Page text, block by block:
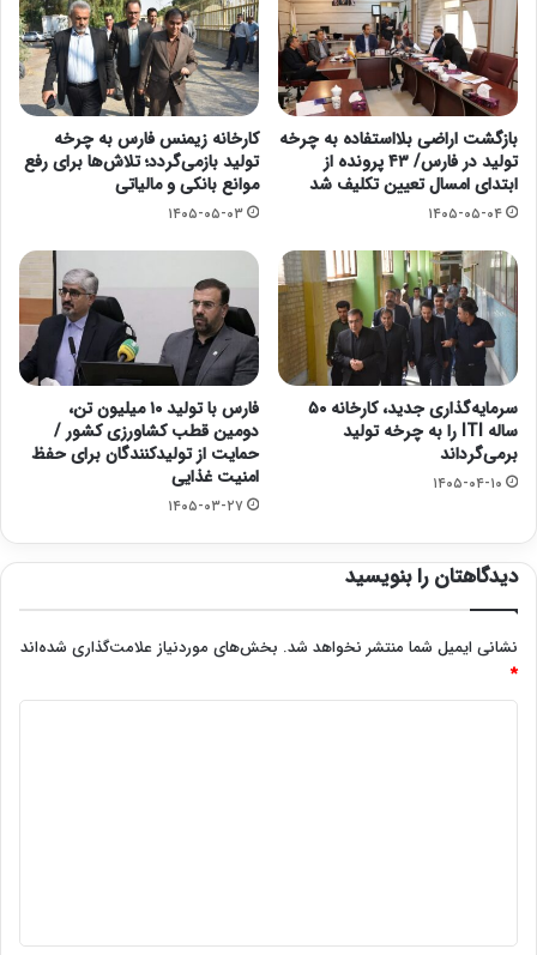
بازگشت اراضی بلااستفاده به چرخه
تولید در فارس/ ۴۳ پرونده از
ابتدای امسال تعیین تکلیف شد
۱۴۰۵-۰۵-۰۴
کارخانه زیمنس فارس به چرخه
تولید بازمی‌گردد؛ تلاش‌ها برای رفع
موانع بانکی و مالیاتی
۱۴۰۵-۰۵-۰۳
سرمایه‌گذاری جدید، کارخانه ۵۰
ساله ITI را به چرخه تولید
برمی‌گرداند
۱۴۰۵-۰۴-۱۰
فارس با تولید ۱۰ میلیون تن،
دومین قطب کشاورزی کشور /
حمایت از تولیدکنندگان برای حفظ
امنیت غذایی
۱۴۰۵-۰۳-۲۷
دیدگاهتان را بنویسید
نشانی ایمیل شما منتشر نخواهد شد. بخش‌های موردنیاز علامت‌گذاری شده‌اند
*